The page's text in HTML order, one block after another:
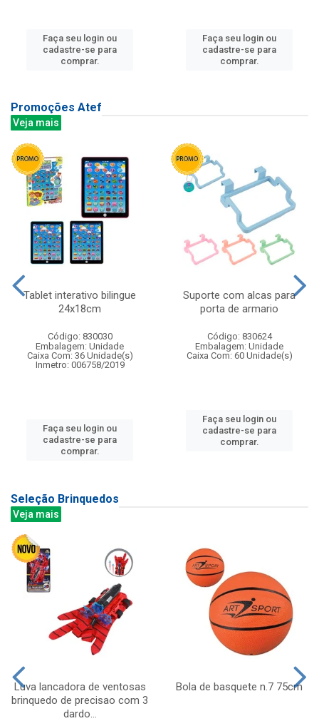
Faça seu login ou
cadastre-se para
comprar.
Faça seu login ou
cadastre-se para
comprar.
Promoções Atef
Veja mais
Tablet interativo bilingue
24x18cm
Código: 830030
Embalagem: Unidade
Caixa Com: 36 Unidade(s)
Inmetro: 006758/2019
Faça seu login ou
cadastre-se para
comprar.
Suporte com alcas para
porta de armario
Código: 830624
Embalagem: Unidade
Caixa Com: 60 Unidade(s)
Faça seu login ou
cadastre-se para
comprar.
Seleção Brinquedos
Veja mais
Luva lancadora de ventosas
brinquedo de precisao com 3
dardo...
Bola de basquete n.7 75cm